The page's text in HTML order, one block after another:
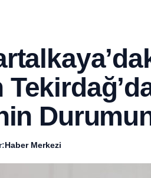
Haber Merkezi